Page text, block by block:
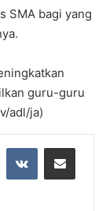
SMA bagi yang
guru-guru
adl/ja)
Reddit VKontakteShare via Email